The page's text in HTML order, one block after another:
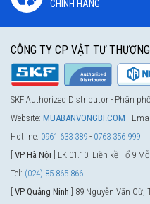
CHÍNH HÃNG
CÔNG TY CP VẬT TƯ
SKF Authorized Distributor - Phân
Website: MUABANVONGBI.COM -
Hotline: 0961 633 389 - 0763 356 999
VP Hà Nội ] LK 01.10, Liền kề Tổ 9
Tel: (024) 85 865 866
VP Quảng Ninh ] 89 Nguyễn Văn